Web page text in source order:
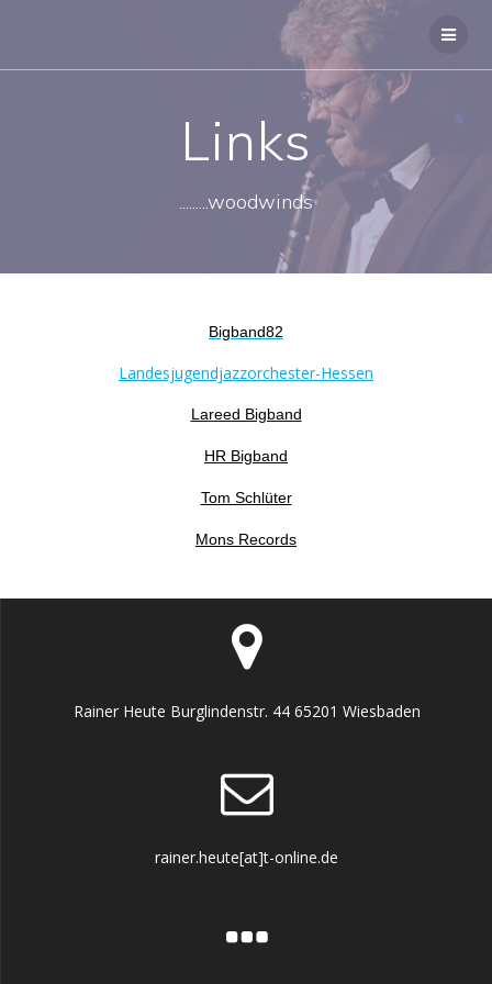
Inhalt
springen
Links
.........woodwinds
Bigband82
Landesjugendjazzorchester-Hessen
Lareed Bigband
HR Bigband
Tom Schlüter
Mons Records
Rainer Heute Burglindenstr. 44 65201 Wiesbaden
rainer.heute[at]t-online.de